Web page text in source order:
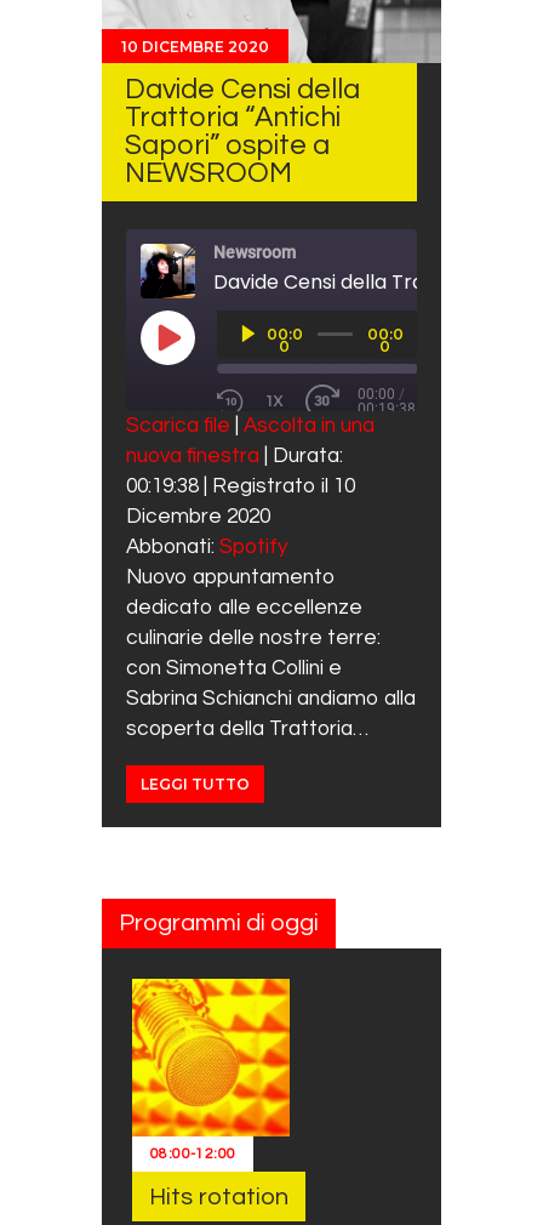
10 DICEMBRE 2020
Davide Censi della
Trattoria “Antichi
Sapori” ospite a
NEWSROOM
Newsroom
PLAY EPISODE
Player00:0
0
00:0
0
REWIND 10 SECONDS
1X
FAST FORWARD 30
00:00 /
00:19:38
SUBSCRIBE SHARE
Spotify
RSS FEED
SHARE
LINK
EMBED
Scarica file
Ascolta in una
nuova finestra
Durata:
00:19:38
Registrato il 10
Dicembre 2020
Abbonati: Spotify
Nuovo appuntamento
dedicato alle eccellenze
culinarie delle nostre terre:
con Simonetta Collini e
Sabrina Schianchi andiamo alla
scoperta della Trattoria…
LEGGI TUTTO
Programmi di oggi
08:00-12:00
Hits rotation